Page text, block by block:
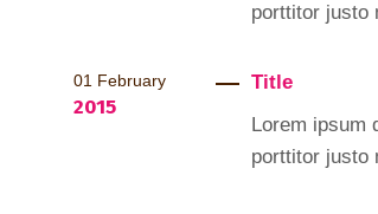
porttitor justo
01 February
2015
Title
Lorem ipsum
porttitor justo